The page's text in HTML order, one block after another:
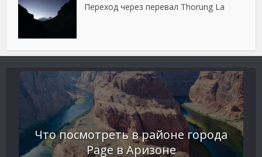
Переход через перевал Thorung La
Что посмотреть в районе города
Page в Аризоне